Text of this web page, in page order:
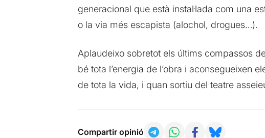
generacional que està instal·lada com una
o la via més escapista (alochol, drogues…).
Aplaudeixo sobretot els últims compassos
bé tota l’energia de l’obra i aconsegueixen
de tota la vida, i quan sortiu del teatre
Compartir opinió